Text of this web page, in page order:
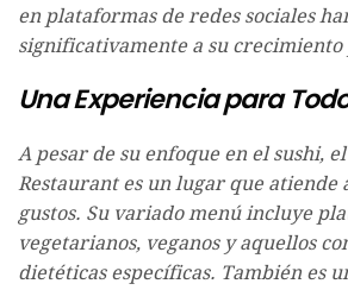
en plataformas de redes sociales
significativamente a su
Una Experiencia para
A pesar de su enfoque en el sushi,
Restaurant es un lugar que atiende
gustos. Su variado menú incluye
vegetarianos, veganos y aquellos
dietéticas específicas. También es